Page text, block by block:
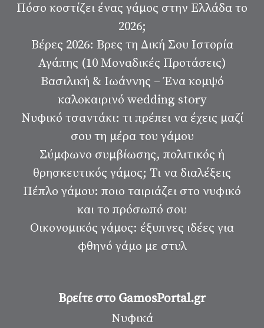
Πόσο κοστίζει ένας γάμος στην Ελλάδα το
2026;
Βέρες 2026: Βρες τη Δική Σου Ιστορία
Αγάπης (10 Μοναδικές Προτάσεις)
Βασιλική & Ιωάννης – Ένα κομψό
καλοκαιρινό wedding story
Νυφικό τσαντάκι: τι πρέπει να έχεις μαζί
σου τη μέρα του γάμου
Σύμφωνο συμβίωσης, πολιτικός ή
θρησκευτικός γάμος; Τι να διαλέξεις
Πέπλο γάμου: ποιο ταιριάζει στο νυφικό
και το πρόσωπό σου
Οικονομικός γάμος: έξυπνες ιδέες για
φθηνό γάμο με στυλ
Βρείτε στο GamosPortal.gr
Νυφικά